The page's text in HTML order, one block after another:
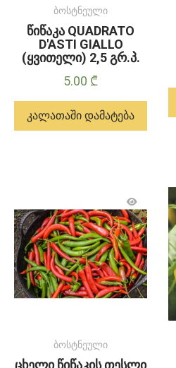
ბოსტნეული
წიწაკა QUADRATO
D'ASTI GIALLO
(ყვითელი) 2,5 გრ.პ.
5.00 ₾
კალათაში დამატება
ბოსტნეული
ცხელი წიწაკის თესლი